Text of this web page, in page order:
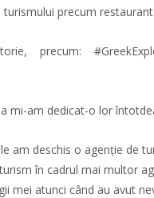
precum
precum:
mi-am dedicat-o lor
am deschis o agenție de
în cadrul mai multor
mei atunci când au avut